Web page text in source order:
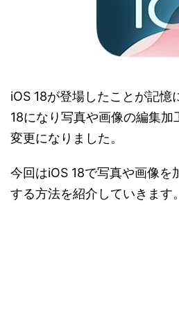
iOS 18が登場したことが記憶
18になり写真や画像の編集
変更になりました。
今回はiOS 18で写真や画像を
する方法を紹介していきます。